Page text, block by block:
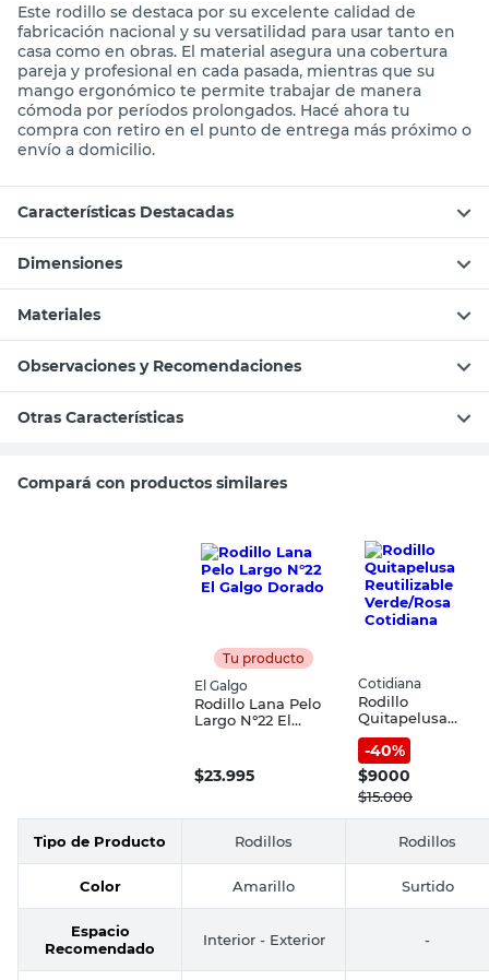
Este rodillo se destaca por su excelente calidad de
fabricación nacional y su versatilidad para usar tanto en
casa como en obras. El material asegura una cobertura
pareja y profesional en cada pasada, mientras que su
mango ergonómico te permite trabajar de manera
cómoda por períodos prolongados. Hacé ahora tu
compra con retiro en el punto de entrega más próximo o
envío a domicilio.
Características Destacadas
Dimensiones
Materiales
Observaciones y Recomendaciones
Otras Características
Compará con productos similares
Tu producto
El Galgo
Rodillo Lana Pelo
Largo N°22 El
$23.995
Cotidiana
Rodillo
Quitapelusa
Reutilizable
Verde/Rosa
Cotidiana
-40%
$9000
$15.000
Tipo de Producto Rodillos Rodillos
Color Amarillo Surtido
Espacio
Recomendado
Interior - Exterior -